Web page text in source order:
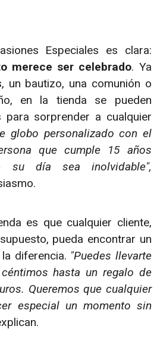
Especiales es clara:
merece ser celebrado. Ya
un bautizo, una comunión o
en la tienda se pueden
para sorprender a cualquier
globo personalizado con el
que cumple 15 años
su día sea inolvidable",
es que cualquier cliente,
pueda encontrar un
diferencia. "Puedes llevarte
hasta un regalo de
Queremos que cualquier
especial un momento sin